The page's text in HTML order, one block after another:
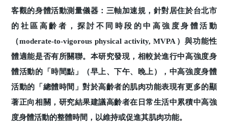
客觀的身體活動測量儀器：三軸加速規，針對居住於台北市
的社區高齡者，探討不同時段的中高強度身體活動
（moderate-to-vigorous physical activity, MVPA）與功能性
體適能是否有所關聯。本研究發現，相較於進行中高強度身
體活動的「時間點」（早上、下午、晚上），中高強度身體
活動的「總體時間」對於高齡者的肌肉功能表現有更多的顯
著正向相關，研究結果建議高齡者在日常生活中累積中高強
度身體活動的整體時間，以維持或促進其肌肉功能。